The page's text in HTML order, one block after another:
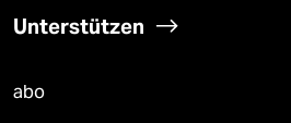
Unterstützen
abo